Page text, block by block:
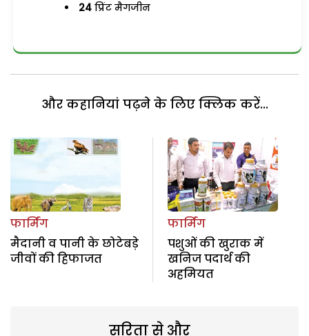
24 प्रिंट मैगजीन
और कहानियां पढ़ने के लिए क्लिक करें...
फार्मिंग
मैदानी व पानी के छोटेबड़े
जीवों की हिफाजत
फार्मिंग
पशुओं की खुराक में
खनिज पदार्थ की
अहमियत
सरिता से और